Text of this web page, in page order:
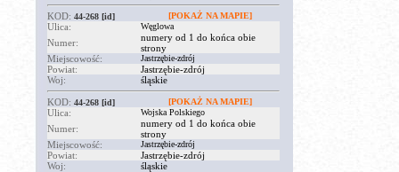
KOD: 44-268 [id] [POKAŻ NA MAPIE]
Ulica: Węglowa
Numer:
numery od 1 do końca obie
strony
Miejscowość:
Jastrzębie-zdrój
Powiat:
Jastrzębie-zdrój
Woj:
śląskie
KOD: 44-268 [id] [POKAŻ NA MAPIE]
Ulica: Wojska Polskiego
Numer:
numery od 1 do końca obie
strony
Miejscowość:
Jastrzębie-zdrój
Powiat:
Jastrzębie-zdrój
Woj:
śląskie